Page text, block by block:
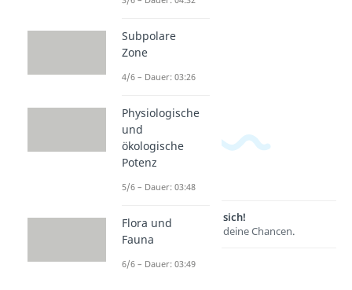
Lernen lohnt sich!
Entdecke hier deine Chancen.
Subpolare
Zone
4/6 – Dauer: 03:26
Physiologische
und
ökologische
Potenz
5/6 – Dauer: 03:48
Flora und
Fauna
6/6 – Dauer: 03:49